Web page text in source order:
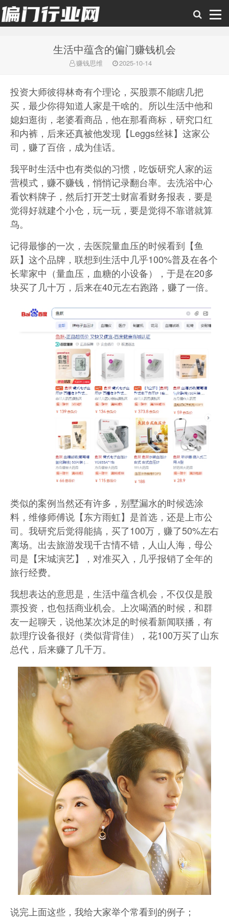
生活中蕴含的偏门赚钱机会
赚钱思维 2025-10-14
投资大师彼得林奇有个理论，买股票不能瞎几把
买，最少你得知道人家是干啥的。所以生活中他和
媳妇逛街，老婆看商品，他在那看商标，研究口红
和内裤，后来还真被他发现【Leggs丝袜】这家公
司，赚了百倍，成为佳话。
我平时生活中也有类似的习惯，吃饭研究人家的运
营模式，赚不赚钱，悄悄记录翻台率。去洗浴中心
看饮料牌子，然后打开芝士财富看财务报表，要是
觉得好就建个小仓，玩一玩，要是觉得不靠谱就算
鸟。
记得最惨的一次，去医院量血压的时候看到【鱼
跃】这个品牌，联想到生活中几乎100%普及在各个
长辈家中（量血压，血糖的小设备），于是在20多
块买了几十万，后来在40元左右跑路，赚了一倍。
类似的案例当然还有许多，别墅漏水的时候选涂
料，维修师傅说【东方雨虹】是首选，还是上市公
司。我研究后觉得能搞，买了100万，赚了50%左右
离场。出去旅游发现千古情不错，人山人海，母公
司是【宋城演艺】，对准买入，几乎报销了全年的
旅行经费。
我想表达的意思是，生活中蕴含机会，不仅仅是股
票投资，也包括商业机会。上次喝酒的时候，和群
友一起聊天，说他某次沐足的时候看新闻联播，有
款理疗设备很好（类似背背佳），花100万买了山东
总代，后来赚了几千万。
说完上面这些，我给大家举个常看到的例子；